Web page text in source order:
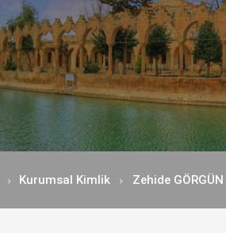
Kurumsal Kimlik Zehide GÖRGÜN